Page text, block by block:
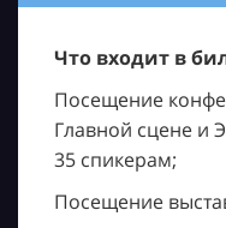
Что входит в
Посещение
Главной сцене и
35 спикерам;
Посещение